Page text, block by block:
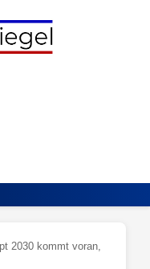
2030 kommt voran,